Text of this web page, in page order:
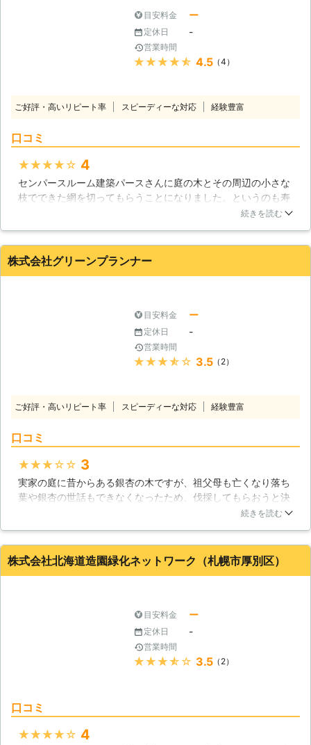
お願いいたします。
でしょうか。例えばお客様のお庭があ
まりに狭いと、作業車が入らないので
伐採を断る業者も存在します。またほ
かにも、電線にかかっている木や近隣
弊社はこういった、作業しにくいご依
頼でも出来得る限り対応をしておりま
様は、ぜひ一度ご相談くださいませ。
積りが明確ではないところが存在しま
す。例えば○○○○円～といったよう
な料金表示ですと、HPの表示金額よ
りも見積りが跳ね上がることが考えら
れます。いざ作業が終了してみたら、
とんでもない額を請求されてしまうな
んてこともあるのです。 「料金表示
おります。ぜひ安心してご相談をいた
だけたらと思います。 ●終わりに 伐
採をすることで、伸びすぎてしまった
庭木を処分することができます。お客
てもいいですよね。ぜひ「北海道AAA
目安料金 ー
定休日 -
営業時間
★★★★★ 4.5（4）
ご好評・高いリピート率 スピーディーな対応 経験豊富
口コミ
★★★★★ 4
センパースルーム建築パースさんに庭の木とその周辺の小さな
枝でできた網を切ってもらうことになりました。というのも寿
命なのか手入れが悪かったのか枯れ始めてしまい、見た目が最
のですね。スピードも速く頼んでよかったです。
北海道 札幌市厚別区 2016年12月16日
続きを読む
株式会社グリーンプランナー
目安料金 ー
定休日 -
営業時間
★★★★★ 3.5（2）
ご好評・高いリピート率 スピーディーな対応 経験豊富
口コミ
★★★★★ 3
実家の庭に昔からある銀杏の木ですが、祖父母も亡くなり落ち
葉や銀杏の世話もできなくなったため、伐採してもらおうと決
めました。伐採なんてどうしたらいいのかわからなかったので
自分ではどうすることもできなかったため、大変助かりまし
た。ありがとうございました。
続きを読む
株式会社北海道造園緑化ネットワーク（札幌市厚別区）
目安料金 ー
定休日 -
営業時間
★★★★★ 3.5（2）
口コミ
★★★★★ 4